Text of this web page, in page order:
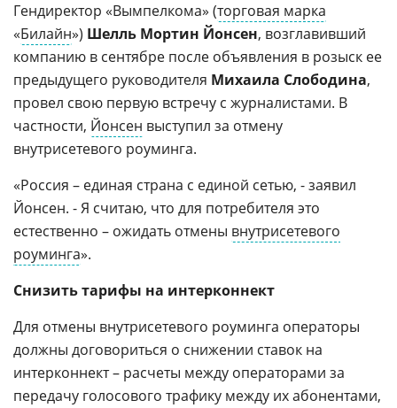
Гендиректор «Вымпелкома» (торговая марка
«Билайн») Шелль Мортин Йонсен, возглавивший
компанию в сентябре после объявления в розыск ее
предыдущего руководителя Михаила Слободина,
провел свою первую встречу с журналистами. В
частности, Йонсен выступил за отмену
внутрисетевого роуминга.
«Россия – единая страна с единой сетью, - заявил
Йонсен. - Я считаю, что для потребителя это
естественно – ожидать отмены внутрисетевого
роуминга».
Снизить тарифы на интерконнект
Для отмены внутрисетевого роуминга операторы
должны договориться о снижении ставок на
интерконнект – расчеты между операторами за
передачу голосового трафику между их абонентами,